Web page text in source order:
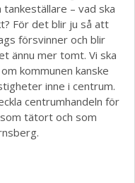
– vad ska
För det blir ju så att
försvinner och blir
ännu mer tomt. Vi ska
kommunen kanske
inne i centrum.
centrumhandeln för
tätort och som